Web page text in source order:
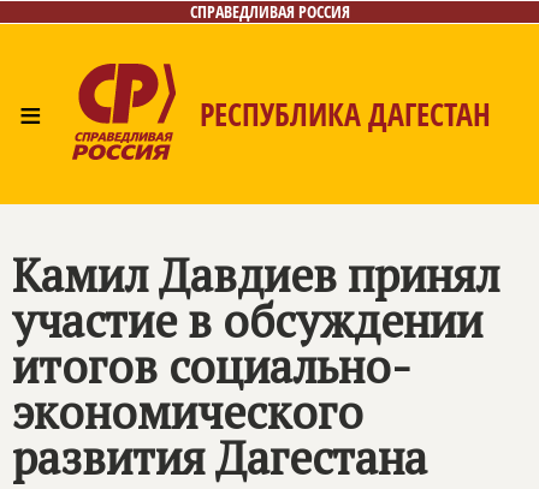
СПРАВЕДЛИВАЯ РОССИЯ
≡ РЕСПУБЛИКА ДАГЕСТАН
Камил Давдиев принял
участие в обсуждении
итогов социально-
экономического
развития Дагестана